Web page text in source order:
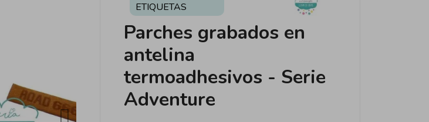
ETIQUETAS
Parches grabados en
antelina
termoadhesivos - Serie
Adventure